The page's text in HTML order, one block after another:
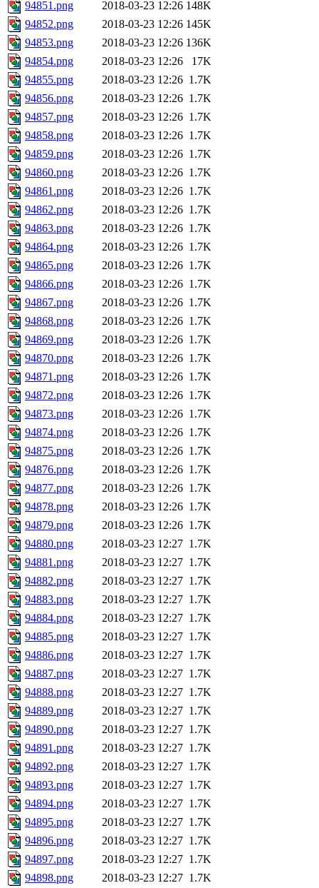
94851.png 2018-03-23 12:26 148K
94852.png
2018-03-23 12:26 145K
94853.png
2018-03-23 12:26 136K
94854.png
2018-03-23 12:26
17K
94855.png
2018-03-23 12:26 1.7K
94856.png
2018-03-23 12:26 1.7K
94857.png
2018-03-23 12:26 1.7K
94858.png
2018-03-23 12:26 1.7K
94859.png
2018-03-23 12:26 1.7K
94860.png
2018-03-23 12:26 1.7K
94861.png
2018-03-23 12:26 1.7K
94862.png
2018-03-23 12:26 1.7K
94863.png
2018-03-23 12:26 1.7K
94864.png
2018-03-23 12:26 1.7K
94865.png
2018-03-23 12:26 1.7K
94866.png
2018-03-23 12:26 1.7K
94867.png
2018-03-23 12:26 1.7K
94868.png
2018-03-23 12:26 1.7K
94869.png
2018-03-23 12:26 1.7K
94870.png
2018-03-23 12:26 1.7K
94871.png
2018-03-23 12:26 1.7K
94872.png
2018-03-23 12:26 1.7K
94873.png
2018-03-23 12:26 1.7K
94874.png
2018-03-23 12:26 1.7K
94875.png
2018-03-23 12:26 1.7K
94876.png
2018-03-23 12:26 1.7K
94877.png
2018-03-23 12:26 1.7K
94878.png
2018-03-23 12:26 1.7K
94879.png
2018-03-23 12:26 1.7K
94880.png
2018-03-23 12:27 1.7K
94881.png
2018-03-23 12:27 1.7K
94882.png
2018-03-23 12:27 1.7K
94883.png
2018-03-23 12:27 1.7K
94884.png
2018-03-23 12:27 1.7K
94885.png
2018-03-23 12:27 1.7K
94886.png
2018-03-23 12:27 1.7K
94887.png
2018-03-23 12:27 1.7K
94888.png
2018-03-23 12:27 1.7K
94889.png
2018-03-23 12:27 1.7K
94890.png
2018-03-23 12:27 1.7K
94891.png
2018-03-23 12:27 1.7K
94892.png
2018-03-23 12:27 1.7K
94893.png
2018-03-23 12:27 1.7K
94894.png
2018-03-23 12:27 1.7K
94895.png
2018-03-23 12:27 1.7K
94896.png
2018-03-23 12:27 1.7K
94897.png
2018-03-23 12:27 1.7K
94898.png
2018-03-23 12:27 1.7K